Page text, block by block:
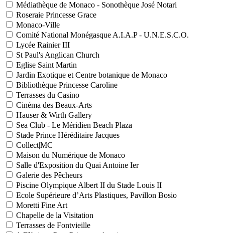
Médiathèque de Monaco - Sonothèque José Notari
Roseraie Princesse Grace
Monaco-Ville
Comité National Monégasque A.I.A.P - U.N.E.S.C.O.
Lycée Rainier III
St Paul's Anglican Church
Eglise Saint Martin
Jardin Exotique et Centre botanique de Monaco
Bibliothèque Princesse Caroline
Terrasses du Casino
Cinéma des Beaux-Arts
Hauser & Wirth Gallery
Sea Club - Le Méridien Beach Plaza
Stade Prince Héréditaire Jacques
Collect|MC
Maison du Numérique de Monaco
Salle d'Exposition du Quai Antoine Ier
Galerie des Pêcheurs
Piscine Olympique Albert II du Stade Louis II
Ecole Supérieure d’Arts Plastiques, Pavillon Bosio
Moretti Fine Art
Chapelle de la Visitation
Terrasses de Fontvieille